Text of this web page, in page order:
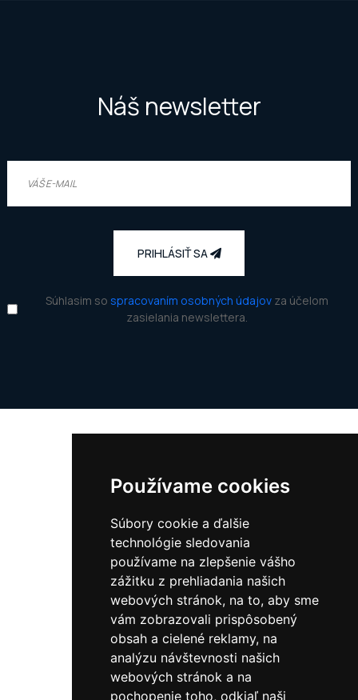
Používame cookies
Súbory cookie a ďalšie
technológie sledovania
používame na zlepšenie vášho
zážitku z prehliadania našich
webových stránok, na to, aby sme
vám zobrazovali prispôsobený
obsah a cielené reklamy, na
analýzu návštevnosti našich
webových stránok a na
pochopenie toho, odkiaľ naši
Náš newsletter
PRIHLÁSIŤ SA
Súhlasim so spracovaním osobných údajovza účelom
zasielania newslettera.
Užitočné informácie
Adresa:
821 08 Bratislava
Slovensko
Telefón:
+421 917 258 374
Mail: info@mylamour.sk